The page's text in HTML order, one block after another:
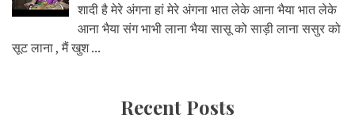
शादी है मेरे अंगना हां मेरे अंगना भात लेके आना भैया भात लेके
आना भैया संग भाभी लाना भैया सासू को साड़ी लाना ससुर को
सूट लाना , मैं खुश ...
Recent Posts